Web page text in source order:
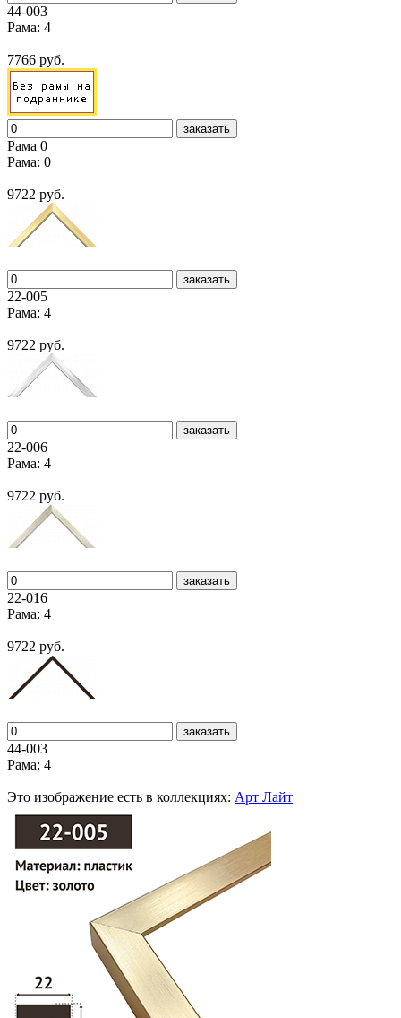
44-003
Рама: 4
7766 руб.
заказать
Рама 0
Рама: 0
9722 руб.
заказать
22-005
Рама: 4
9722 руб.
заказать
22-006
Рама: 4
9722 руб.
заказать
22-016
Рама: 4
9722 руб.
заказать
44-003
Рама: 4
Это изображение есть в коллекциях: Арт Лайт